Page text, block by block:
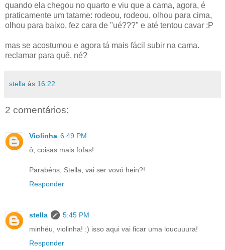
quando ela chegou no quarto e viu que a cama, agora, é
praticamente um tatame: rodeou, rodeou, olhou para cima,
olhou para baixo, fez cara de "ué???" e até tentou cavar :P
mas se acostumou e agora tá mais fácil subir na cama.
reclamar para quê, né?
stella às 16:22
2 comentários:
Violinha 6:49 PM
ô, coisas mais fofas!
Parabéns, Stella, vai ser vovó hein?!
Responder
stella
5:45 PM
minhéu, violinha! :) isso aqui vai ficar uma loucuuura!
Responder